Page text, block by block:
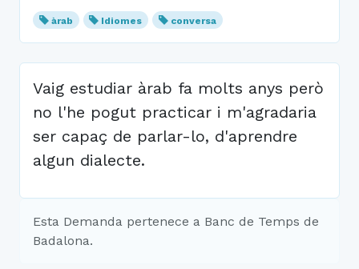
àrab Idiomes conversa
Vaig estudiar àrab fa molts anys però
no l'he pogut practicar i m'agradaria
ser capaç de parlar-lo, d'aprendre
algun dialecte.
Esta Demanda pertenece a Banc de Temps de
Badalona.